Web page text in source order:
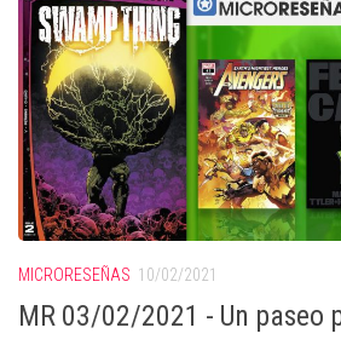
MICRORESEÑAS 10/02/2021
MR 03/02/2021 - Un paseo